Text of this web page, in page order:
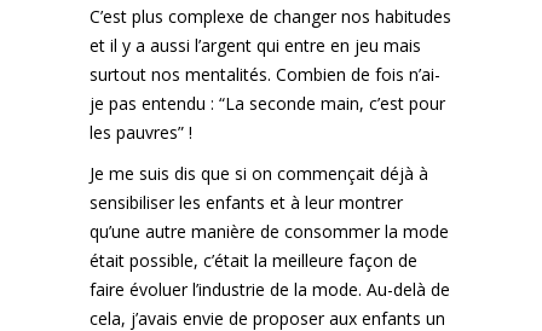
C’est plus complexe de changer nos habitudes
et il y a aussi l’argent qui entre en jeu mais
surtout nos mentalités. Combien de fois n’ai-
je pas entendu : “La seconde main, c’est pour
les pauvres” !
Je me suis dis que si on commençait déjà à
sensibiliser les enfants et à leur montrer
qu’une autre manière de consommer la mode
était possible, c’était la meilleure façon de
faire évoluer l’industrie de la mode. Au-delà de
cela, j’avais envie de proposer aux enfants un